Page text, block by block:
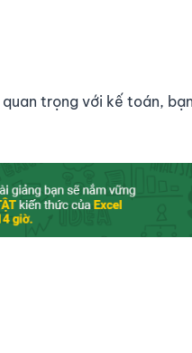
trọng với kế toán,